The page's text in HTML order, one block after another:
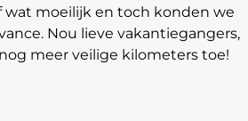
wat moeilijk en toch konden we
Nou lieve vakantiegangers,
meer veilige kilometers toe!